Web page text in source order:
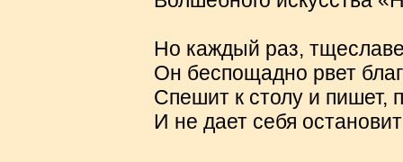
Но каждый раз,
Он беспощадно рвет
Спешит к столу и пишет,
И не дает себя